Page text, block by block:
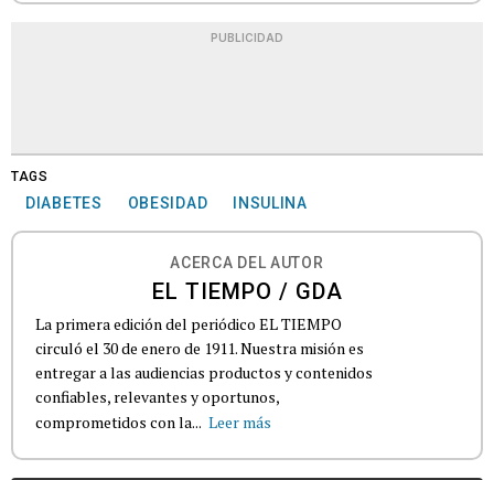
PUBLICIDAD
TAGS
DIABETES OBESIDAD INSULINA
ACERCA DEL AUTOR
EL TIEMPO / GDA
La primera edición del periódico EL TIEMPO
circuló el 30 de enero de 1911. Nuestra misión es
entregar a las audiencias productos y contenidos
confiables, relevantes y oportunos,
comprometidos con la... Leer más